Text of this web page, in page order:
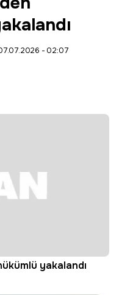
- 02:07
yakalandı